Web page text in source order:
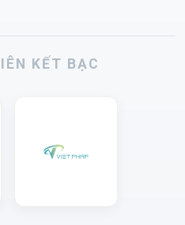
KẾT BẠC